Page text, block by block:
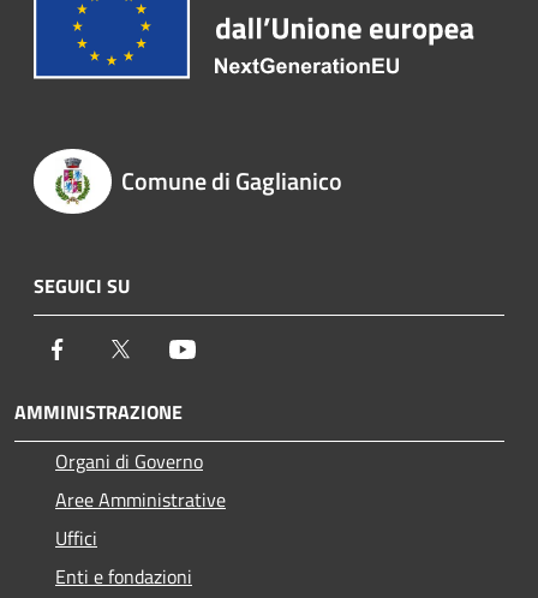
Comune di Gaglianico
SEGUICI SU
Facebook Twitter
AMMINISTRAZIONE
Organi di Governo
Aree Amministrative
Uffici
Enti e fondazioni